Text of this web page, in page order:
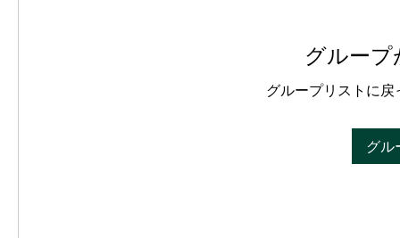
グルー
グループリストに
グル